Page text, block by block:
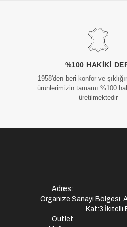
%100 HAKIKI
1958'den beri konfor ve
ürünlerimizin tamamı %100
üretilmektedir
Adres:
Organize Sanayi Bölgesi,
Kat:3 İkitelli
Outlet